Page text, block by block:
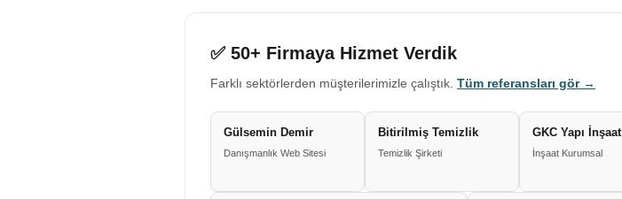
✅ 50+ Firmaya Hizmet Verdik
Farklı sektörlerden müşterilerimizle çalıştık. Tüm referansları gör →
Gülsemin Demir
Danışmanlık Web Sitesi
Bitirilmiş Temizlik
Temizlik Şirketi
GKC Yapı İnşaat
İnşaat Kurumsal